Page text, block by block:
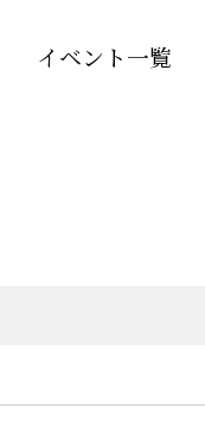
イベント一覧